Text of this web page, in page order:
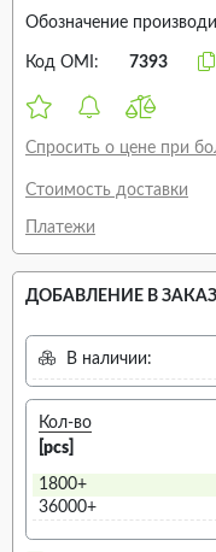
Обозначение
Код OMI: 7393
Спросить о цене при
Стоимость доставки
Платежи
ДОБАВЛЕНИЕ В ЗАКАЗ
В наличии:
Кол-во
[pcs]
1800+
36000+